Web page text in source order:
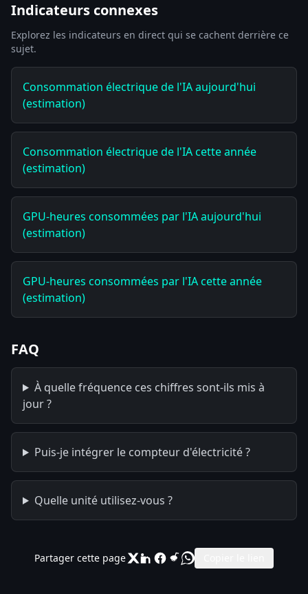
Indicateurs connexes
Explorez les indicateurs en direct qui se cachent derrière ce
sujet.
Consommation électrique de l'IA aujourd'hui
(estimation)
Consommation électrique de l'IA cette année
(estimation)
GPU-heures consommées par l'IA aujourd'hui
(estimation)
GPU-heures consommées par l'IA cette année
(estimation)
FAQ
À quelle fréquence ces chiffres sont-ils mis à
jour ?
Puis-je intégrer le compteur d'électricité ?
Quelle unité utilisez-vous ?
Partager cette page